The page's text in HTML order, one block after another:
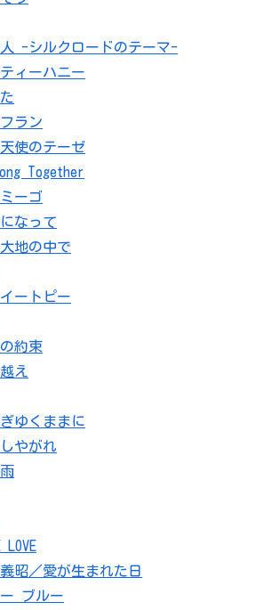
-シルクロードのテーマ-
ィーハニー
ラン
使のテーゼ
Together
ーゴ
なって
地の中で
ートピー
約束
え
ゆくままに
やがれ
昭／愛が生まれた日
ブルー